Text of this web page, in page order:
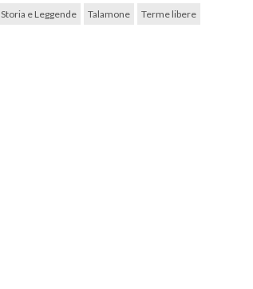
Storia e Leggende Talamone Terme libere